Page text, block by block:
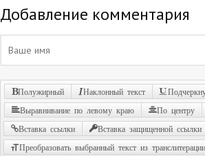
Добавление комментария
Полужирный Наклонный текст
Выравнивание по левому краю По центру
Вставка ссылки Вставка защищенной ссылки
Преобразовать выбранный текст из